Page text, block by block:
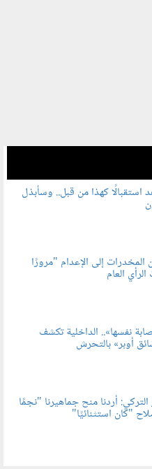
كهذا من قبل.. وسأبذل
إلى الإعدام "مرورًا
العام
نفسها».. الداخلية تكشف
أوبر» بالتحرش
أردنا منح جماهيرنا "نجمًا
"كان استثنائيًا"